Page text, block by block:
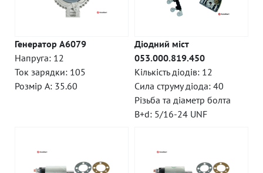
Генератор A6079
Напруга: 12
Ток зарядки: 105
Розмір A: 35.60
Діодний міст
053.000.819.450
Кількість діодів: 12
Сила струму діода: 40
Різьба та діаметр болта
B+d: 5/16-24 UNF